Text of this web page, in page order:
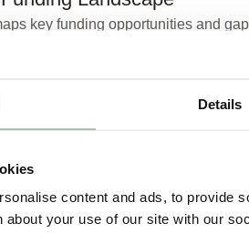
Details
content and ads, to provide
about your use of our site with our
key funding opportunities and